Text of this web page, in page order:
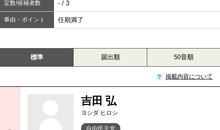
定数/候補者数 - / 3
事由・ポイント 任期満了
標準 届出順 50音順
掲載内容について
吉田 弘
ヨシダ ヒロシ
自由民主党